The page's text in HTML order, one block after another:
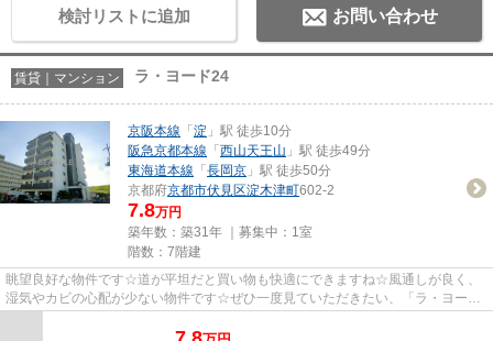
検討リストに追加 お問い合わせ
賃貸｜マンション ラ・ヨード24
京阪本線 「 淀 」駅 徒歩10分
阪急京都本線 「 西山天王山 」駅 徒歩49分
東海道本線 「 長岡京 」駅 徒歩50分
京都府京都市伏見区淀木津町602-2
7.8万円
築年数：築31年 ｜募集中： 1室
階数：7階建
眺望良好な物件です☆道が平坦だと買い物も快適にできますね☆風通しが良く、
湿気やカビの心配が少ない物件です☆ぜひ一度見ていただきたい、「ラ・ヨード